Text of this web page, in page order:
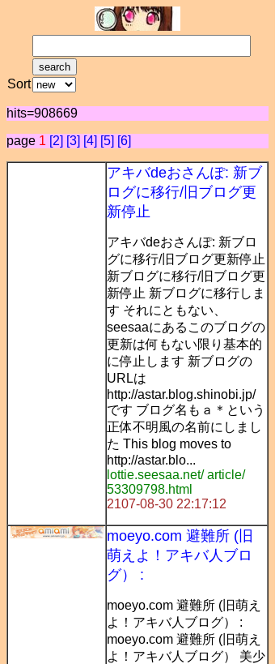
Sort
hits=908669
page 1 [2] [3] [4] [5] [6]
アキバdeおさんぽ: 新ブ
ログに移行/旧ブログ更
新停止
アキバdeおさんぽ: 新ブロ
グに移行/旧ブログ更新停止
新ブログに移行/旧ブログ更
新停止 新ブログに移行しま
す それにともない、
seesaaにあるこのブログの
更新は何もない限り基本的
に停止します 新ブログの
URLは
http://astar.blog.shinobi.jp/
です ブログ名もａ＊という
正体不明風の名前にしまし
た This blog moves to
http://astar.blo...
lottie.seesaa.net/ article/
53309798.html
2107-08-30 22:17:12
moeyo.com 避難所 (旧
萌えよ！アキバ人ブロ
グ） :
moeyo.com 避難所 (旧萌え
よ！アキバ人ブログ） :
moeyo.com 避難所 (旧萌え
よ！アキバ人ブログ） 美少